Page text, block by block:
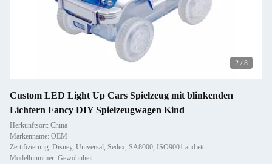
2 / 8
Custom LED Light Up Cars Spielzeug mit blinkenden
Lichtern Fancy DIY Spielzeugwagen Kind
Herkunftsort: China
Markenname: OEM
Zertifizierung: Disney, Universal, Sedex, SA8000, ISO9001 and etc
Modellnummer: Gewohnheit